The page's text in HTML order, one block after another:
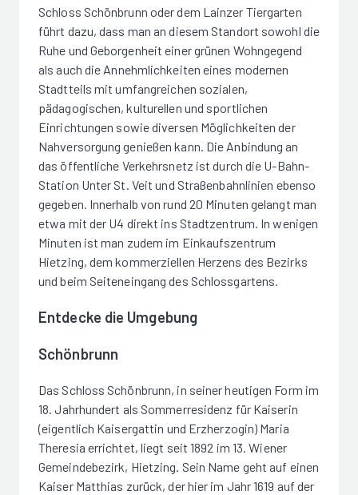
Schloss Schönbrunn oder dem Lainzer Tiergarten
führt dazu, dass man an diesem Standort sowohl die
Ruhe und Geborgenheit einer grünen Wohngegend
als auch die Annehmlichkeiten eines modernen
Stadtteils mit umfangreichen sozialen,
pädagogischen, kulturellen und sportlichen
Einrichtungen sowie diversen Möglichkeiten der
Nahversorgung genießen kann. Die Anbindung an
das öffentliche Verkehrsnetz ist durch die U-Bahn-
Station Unter St. Veit und Straßenbahnlinien ebenso
gegeben. Innerhalb von rund 20 Minuten gelangt man
etwa mit der U4 direkt ins Stadtzentrum. In wenigen
Minuten ist man zudem im Einkaufszentrum
Hietzing, dem kommerziellen Herzens des Bezirks
und beim Seiteneingang des Schlossgartens.
Entdecke die Umgebung
Schönbrunn
Das Schloss Schönbrunn, in seiner heutigen Form im
18. Jahrhundert als Sommerresidenz für Kaiserin
(eigentlich Kaisergattin und Erzherzogin) Maria
Theresia errichtet, liegt seit 1892 im 13. Wiener
Gemeindebezirk, Hietzing. Sein Name geht auf einen
Kaiser Matthias zurück, der hier im Jahr 1619 auf der